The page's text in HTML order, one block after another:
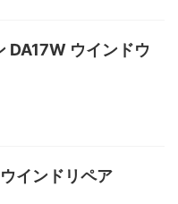
DA17W ウインドウ
インドリペア